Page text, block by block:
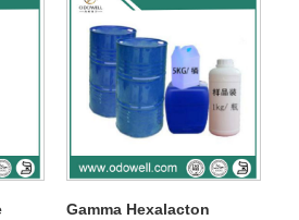
Gamma Hexalacton